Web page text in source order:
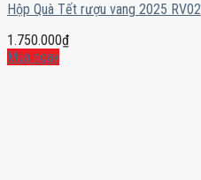
Hộp Quà Tết rượu vang 2025 RV02
1.750.000₫
Mua ngay